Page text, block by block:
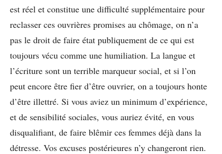
est réel et constitue une difficulté supplémentaire pour
reclasser ces ouvrières promises au chômage, on n’a
pas le droit de faire état publiquement de ce qui est
toujours vécu comme une humiliation. La langue et
l’écriture sont un terrible marqueur social, et si l’on
peut encore être fier d’être ouvrier, on a toujours honte
d’être illettré. Si vous aviez un minimum d’expérience,
et de sensibilité sociales, vous auriez évité, en vous
disqualifiant, de faire blêmir ces femmes déjà dans la
détresse. Vos excuses postérieures n’y changeront rien.